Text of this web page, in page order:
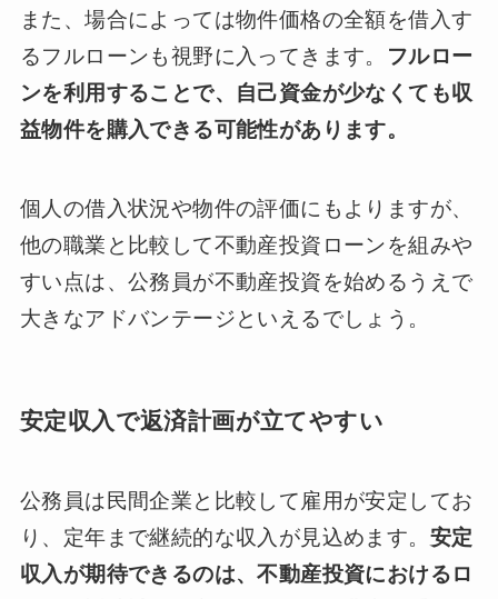
また、場合によっては物件価格の全額を借入す
るフルローンも視野に入ってきます。
フルロー
ンを利用することで、自己資金が少なくても収
益物件を購入できる可能性があります。
個人の借入状況や物件の評価にもよりますが、
他の職業と比較して不動産投資ローンを組みや
すい点は、公務員が不動産投資を始めるうえで
大きなアドバンテージといえるでしょう。
安定収入で返済計画が立てやすい
公務員は民間企業と比較して雇用が安定してお
り、定年まで継続的な収入が見込めます。 安定
収入が期待できるのは、不動産投資におけるロ